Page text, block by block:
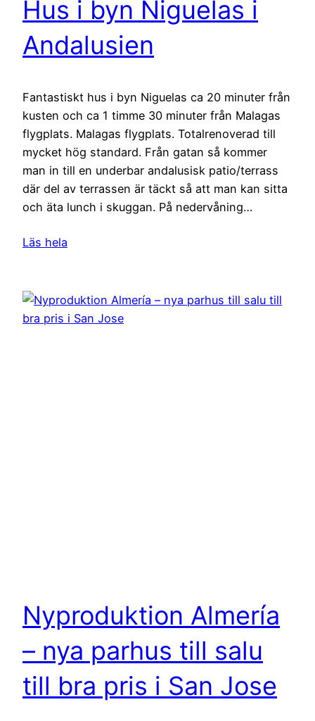
Hus i byn Niguelas i
Andalusien
Fantastiskt hus i byn Niguelas ca 20 minuter från
kusten och ca 1 timme 30 minuter från Malagas
flygplats. Malagas flygplats. Totalrenoverad till
mycket hög standard. Från gatan så kommer
man in till en underbar andalusisk patio/terrass
där del av terrassen är täckt så att man kan sitta
och äta lunch i skuggan. På nedervåning…
Läs hela
Nyproduktion Almería
– nya parhus till salu
till bra pris i San Jose